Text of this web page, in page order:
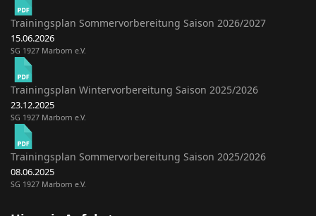
Trainingsplan Sommervorbereitung Saison 2026/2027
15.06.2026
SG 1927 Marborn e.V.
Trainingsplan Wintervorbereitung Saison 2025/2026
23.12.2025
SG 1927 Marborn e.V.
Trainingsplan Sommervorbereitung Saison 2025/2026
08.06.2025
SG 1927 Marborn e.V.